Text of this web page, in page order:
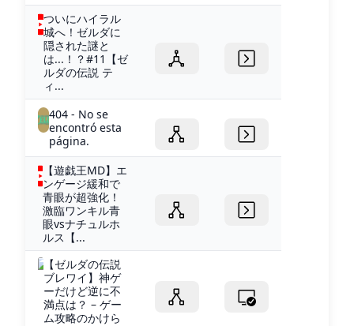
ついにハイラル
城へ！ゼルダに
隠された謎と
は...！？#11【ゼ
ルダの伝説 テ
ィ...
404 - No se
encontró esta
página.
【遊戯王MD】エ
ンゲージ緩和で
青眼が超強化！
激臨ワンキル青
眼vsナチュルホ
ルス【...
【ゼルダの伝説
ブレワイ】神ゲ
ーだけど逆に不
満点は？ – ゲー
ム攻略のかけら